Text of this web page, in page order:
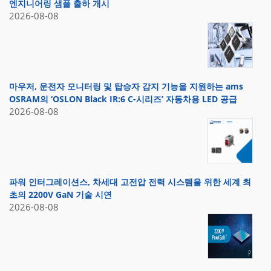
엔지니어링 샘플 출하 개시
2026-08-08
마우저, 운전자 모니터링 및 탑승자 감지 기능을 지원하는 ams
OSRAM의 ‘OSLON Black IR:6 C-시리즈’ 자동차용 LED 공급
2026-08-08
파워 인터그레이션스, 차세대 고전압 전력 시스템을 위한 세계 최
초의 2200V GaN 기술 시연
2026-08-08